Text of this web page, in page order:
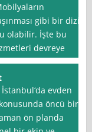
gibi bir dizi
olabilir. İşte bu
devreye
evden
öncü bir
ön planda